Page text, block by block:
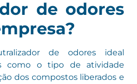
de odores
de odores ideal
como o tipo de atividade
dos compostos liberados e